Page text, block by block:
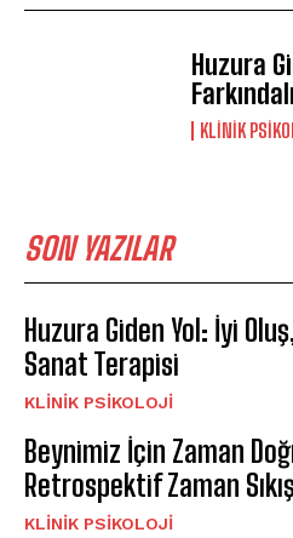
Huzura
KLINIK
SON YAZILAR
Huzura Giden Yol: İyi
Sanat Terapisi
KLINIK PSIKOLOJI
Beynimiz İçin Zaman
Retrospektif Zaman
KLINIK PSIKOLOJI